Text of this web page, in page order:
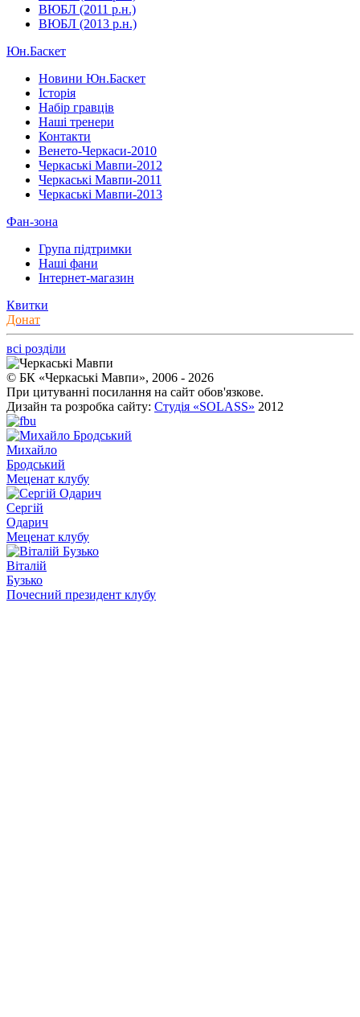
ВЮБЛ (2011 р.н.)
ВЮБЛ (2013 р.н.)
Юн.Баскет
Новини Юн.Баскет
Історія
Набір гравців
Наші тренери
Контакти
Венето-Черкаси-2010
Черкаські Мавпи-2012
Черкаські Мавпи-2011
Черкаські Мавпи-2013
Фан-зона
Група підтримки
Наші фани
Інтернет-магазин
Квитки
Донат
всі розділи
© БК «Черкаські Мавпи», 2006 - 2026
При цитуванні посилання на сайт обов'язкове.
Дизайн та розробка сайту: Студія «SOLASS» 2012
Михайло
Бродський
Меценат клубу
Сергій
Одарич
Меценат клубу
Віталій
Бузько
Почесний президент клубу